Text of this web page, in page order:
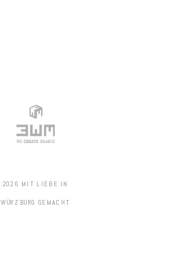
2026 MIT LIEBE IN
WÜRZBURG GEMACHT